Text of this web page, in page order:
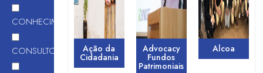
CONHECIMENTO
CONSULTORIA Ação da
Cidadania
Advocacy
Fundos
Patrimoniais
Alcoa